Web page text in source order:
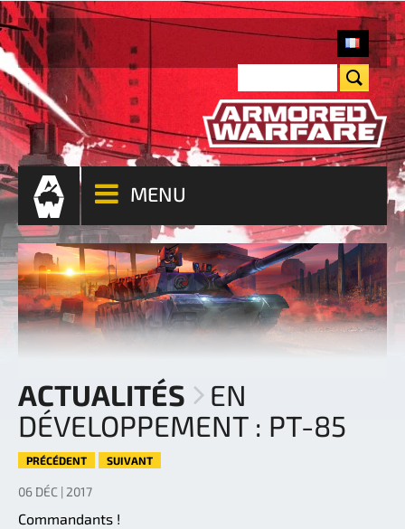
MENU
ACTUALITÉS
EN
DÉVELOPPEMENT : PT-85
PRÉCÉDENT SUIVANT
06 DÉC | 2017
Commandants !